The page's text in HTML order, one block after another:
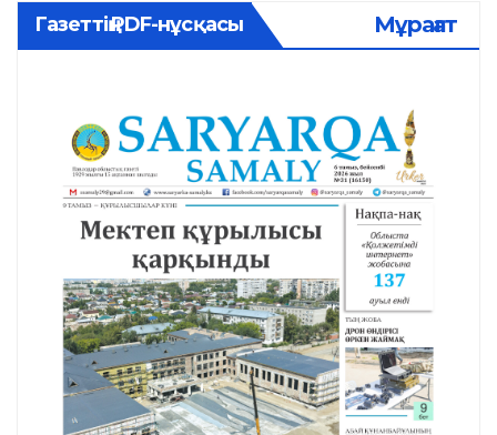
Газеттің PDF-нұсқасы Мұрағат